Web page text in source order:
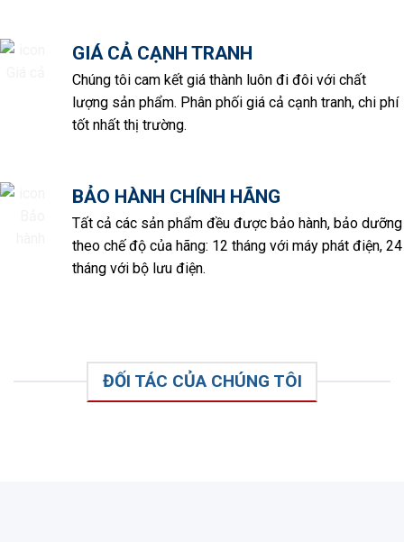
GIÁ CẢ CẠNH TRANH
Chúng tôi cam kết giá thành luôn đi đôi với chất
lượng sản phẩm. Phân phối giá cả cạnh tranh, chi phí
tốt nhất thị trường.
BẢO HÀNH CHÍNH HÃNG
Tất cả các sản phẩm đều được bảo hành, bảo dưỡng
theo chế độ của hãng: 12 tháng với máy phát điện, 24
tháng với bộ lưu điện.
ĐỐI TÁC CỦA CHÚNG TÔI